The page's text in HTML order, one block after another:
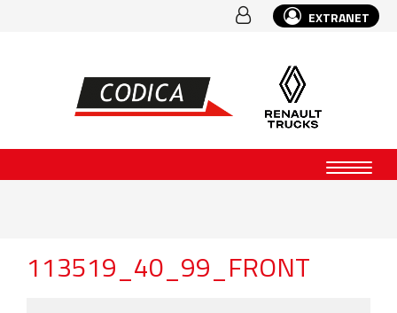
EXTRANET
113519_40_99_FRONT